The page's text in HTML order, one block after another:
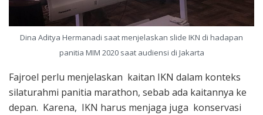
Dina Aditya Hermanadi saat menjelaskan slide IKN di hadapan
panitia MIM 2020 saat audiensi di Jakarta
Fajroel perlu menjelaskan kaitan IKN dalam konteks
silaturahmi panitia marathon, sebab ada kaitannya ke
depan. Karena, IKN harus menjaga juga konservasi